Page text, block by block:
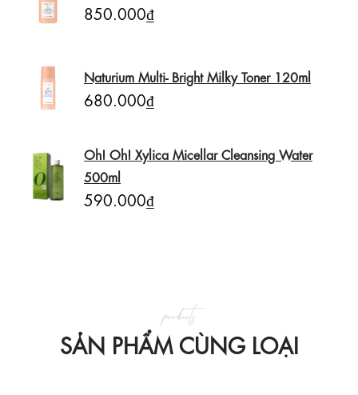
850.000₫
Naturium Multi- Bright Milky Toner 120ml
680.000₫
Oh! Oh! Xylica Micellar Cleansing Water
500ml
590.000₫
SẢN PHẨM CÙNG LOẠI
products